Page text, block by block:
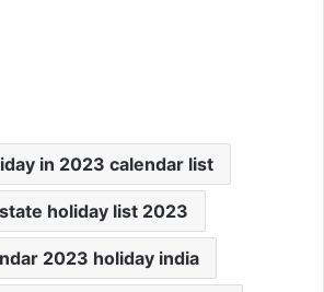
in 2023 calendar list
holiday list 2023
2023 holiday india